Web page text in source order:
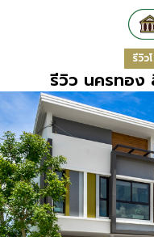
รีวิว
รีวิว นครทอง